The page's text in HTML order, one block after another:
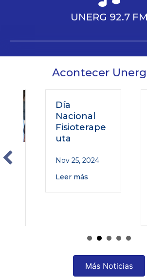
UNERG 92.7 FM
Acontecer
Nacional
Fisioterape
Nov 25, 2024
Leer más
Más Noticias